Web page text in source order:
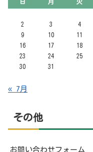
日 月 火
2
3 4
9
10 11
16
17 18
23
24 25
30
31
« 7月
その他
お問い合わせフォーム